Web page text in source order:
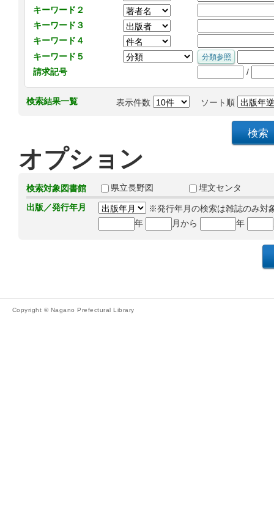
キーワード２
キーワード３
キーワード４
キーワード５
請求記号
/
検索結果一覧 表示件数 ソート順
オプション
検索対象図書館 県立長野図
埋文センタ
出版／発行年月
※発行年月の検索は雑誌のみ対
年
月から 年
Copyright © Nagano Prefectural Library